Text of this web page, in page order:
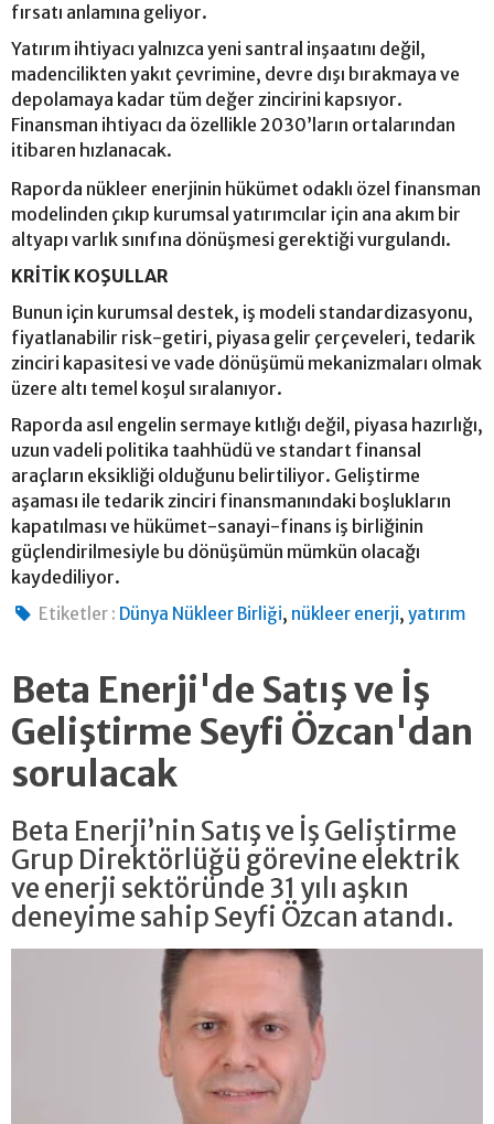
fırsatı anlamına geliyor.
Yatırım ihtiyacı yalnızca yeni santral inşaatını değil,
madencilikten yakıt çevrimine, devre dışı bırakmaya ve
depolamaya kadar tüm değer zincirini kapsıyor.
Finansman ihtiyacı da özellikle 2030’ların ortalarından
itibaren hızlanacak.
Raporda nükleer enerjinin hükümet odaklı özel finansman
modelinden çıkıp kurumsal yatırımcılar için ana akım bir
altyapı varlık sınıfına dönüşmesi gerektiği vurgulandı.
KRİTİK KOŞULLAR
Bunun için kurumsal destek, iş modeli standardizasyonu,
fiyatlanabilir risk-getiri, piyasa gelir çerçeveleri, tedarik
zinciri kapasitesi ve vade dönüşümü mekanizmaları olmak
üzere altı temel koşul sıralanıyor.
Raporda asıl engelin sermaye kıtlığı değil, piyasa hazırlığı,
uzun vadeli politika taahhüdü ve standart finansal
araçların eksikliği olduğunu belirtiliyor. Geliştirme
aşaması ile tedarik zinciri finansmanındaki boşlukların
kapatılması ve hükümet-sanayi-finans iş birliğinin
güçlendirilmesiyle bu dönüşümün mümkün olacağı
kaydediliyor.
Etiketler : Dünya Nükleer Birliği, nükleer enerji,yatırım
Beta Enerji'de Satış ve İş
Geliştirme Seyfi Özcan'dan
sorulacak
Beta Enerji’nin Satış ve İş Geliştirme
Grup Direktörlüğü görevine elektrik
ve enerji sektöründe 31 yılı aşkın
deneyime sahip Seyfi Özcan atandı.